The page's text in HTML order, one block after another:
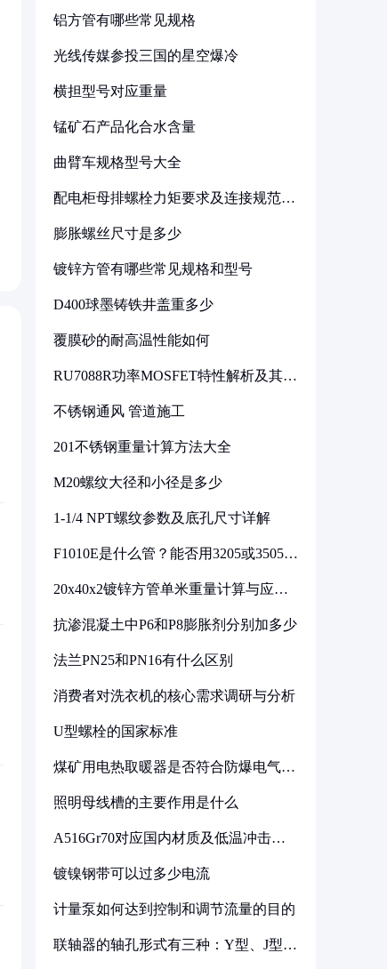
铝方管有哪些常见规格
光线传媒参投三国的星空爆冷
横担型号对应重量
锰矿石产品化合水含量
曲臂车规格型号大全
配电柜母排螺栓力矩要求及连接规范详
膨胀螺丝尺寸是多少
镀锌方管有哪些常见规格和型号
D400球墨铸铁井盖重多少
覆膜砂的耐高温性能如何
RU7088R功率MOSFET特性解析及其在
不锈钢通风 管道施工
201不锈钢重量计算方法大全
M20螺纹大径和小径是多少
1-1/4 NPT螺纹参数及底孔尺寸详解
F1010E是什么管？能否用3205或3505代
20x40x2镀锌方管单米重量计算与应用
抗渗混凝土中P6和P8膨胀剂分别加多少
法兰PN25和PN16有什么区别
消费者对洗衣机的核心需求调研与分析
U型螺栓的国家标准
煤矿用电热取暖器是否符合防爆电气设
照明母线槽的主要作用是什么
A516Gr70对应国内材质及低温冲击要
镀镍钢带可以过多少电流
计量泵如何达到控制和调节流量的目的
联轴器的轴孔形式有三种：Y型、J型、